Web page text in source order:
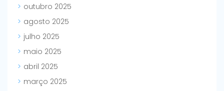
outubro 2025
agosto 2025
julho 2025
maio 2025
abril 2025
março 2025